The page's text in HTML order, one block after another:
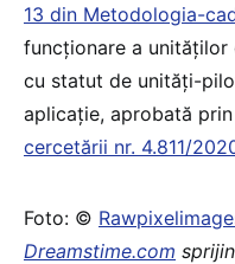
13 din Metodologia-
funcționare a unităților
cu statut de unități-
aplicație, aprobată prin
cercetării nr. 4.811/
Foto: ©
Dreamstime.com